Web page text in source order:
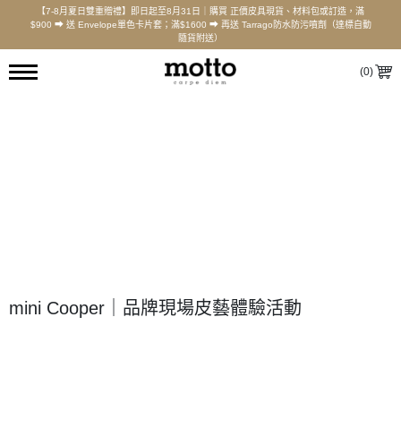
【7-8月夏日雙重贈禮】即日起至8月31日｜購買 正價皮具現貨、材料包或訂造，滿
$900 ⮕ 送 Envelope單色卡片套；滿$1600 ⮕ 再送 Tarrago防水防污噴劑（達標自動
隨貨附送）
(0)
mini Cooper｜品牌現場皮藝體驗活動